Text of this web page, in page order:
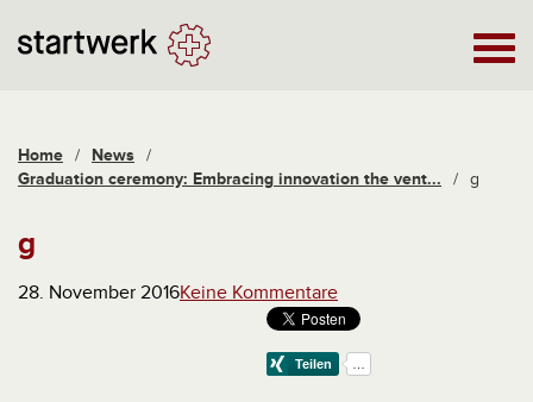
Home / News /
Graduation ceremony: Embracing innovation the vent...
/ g
g
28. November 2016Keine Kommentare